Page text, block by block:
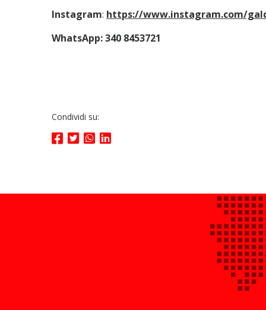
Instagram: https://www.instagram.com/
WhatsApp: 340 8453721
Condividi su: